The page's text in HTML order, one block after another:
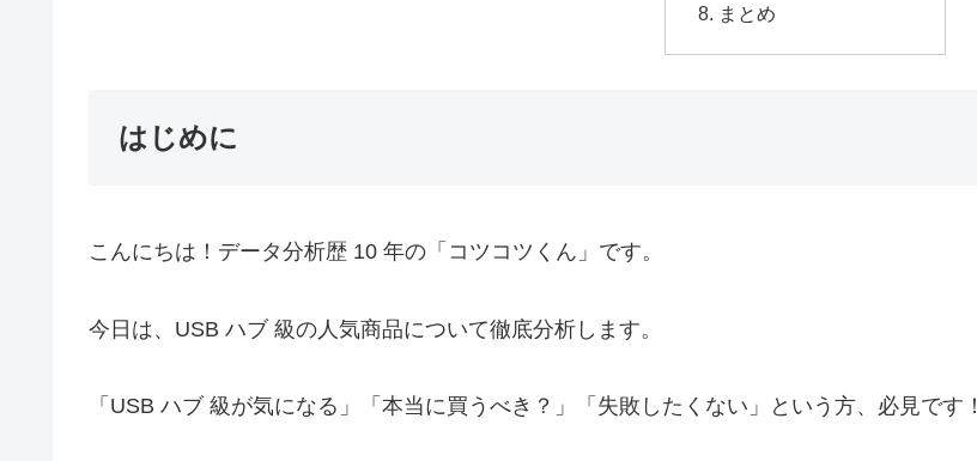
まとめ
はじめに
こんにちは！データ分析歴 10 年の「コツコツくん」です。
今日は、USB ハブ 級の人気商品について徹底分析します。
「USB ハブ 級が気になる」「本当に買うべき？」「失敗したくない」という方、必見です！